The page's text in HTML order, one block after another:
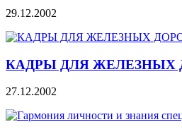
29.12.2002
КАДРЫ ДЛЯ ЖЕЛЕЗНЫХ
27.12.2002